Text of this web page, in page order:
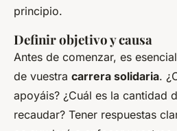
principio.
Definir objetivo y causa
Antes de comenzar, es
de vuestra carrera solidaria.
apoyáis? ¿Cuál es la cantidad
recaudar? Tener respuestas